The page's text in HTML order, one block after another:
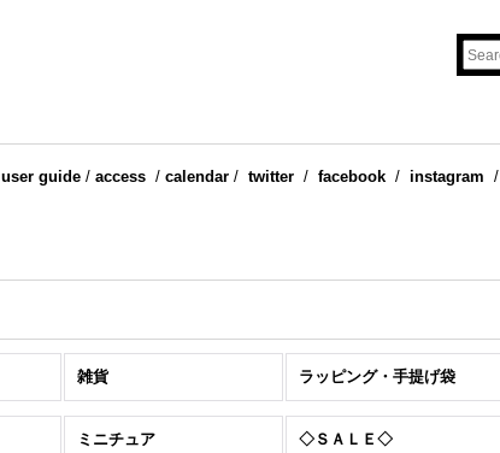
user guide/ access/ calendar/ twitter/ facebook/ instagram /
雑貨 ラッピング・手提げ袋
ミニチュア ◇ＳＡＬＥ◇